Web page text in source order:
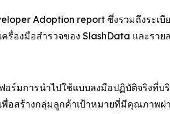
Adoption report ซึ่งรวมถึงระเ
ครื่องมือสำรวจของ SlashData และรา
ร์มการนำไปใช้แบบลงมือปฏิบัติจริงที่
พื่อสร้างกลุ่มลูกค้าเป้าหมายที่มีคุณภาพ